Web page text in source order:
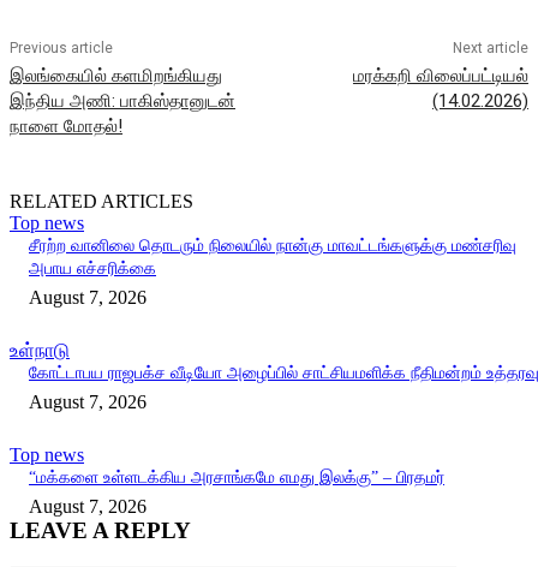
Previous article
இலங்கையில் களமிறங்கியது
இந்திய அணி: பாகிஸ்தானுடன்
நாளை மோதல்!
Next article
மரக்கறி விலைப்பட்டியல்
(14.02.2026)
RELATED ARTICLES
Top news
சீரற்ற வானிலை தொடரும் நிலையில் நான்கு மாவட்டங்களுக்கு மண்சரிவு
அபாய எச்சரிக்கை
August 7, 2026
உள்நாடு
கோட்டாபய ராஜபக்ச வீடியோ அழைப்பில் சாட்சியமளிக்க நீதிமன்றம் உத்தரவு
August 7, 2026
Top news
“மக்களை உள்ளடக்கிய அரசாங்கமே எமது இலக்கு” – பிரதமர்
August 7, 2026
LEAVE A REPLY